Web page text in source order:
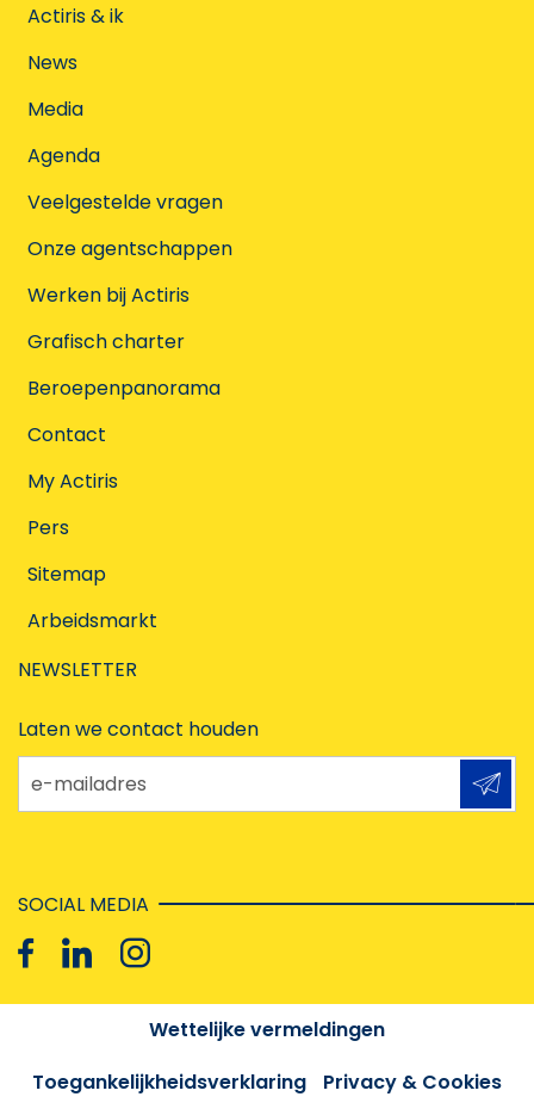
Actiris & ik
News
Media
Agenda
Veelgestelde vragen
Onze agentschappen
Werken bij Actiris
Grafisch charter
Beroepenpanorama
Contact
My Actiris
Pers
Sitemap
Arbeidsmarkt
NEWSLETTER
Laten we contact houden
e-mailadres
SOCIAL MEDIA
Wettelijke vermeldingen
Toegankelijkheidsverklaring
Privacy & Cookies